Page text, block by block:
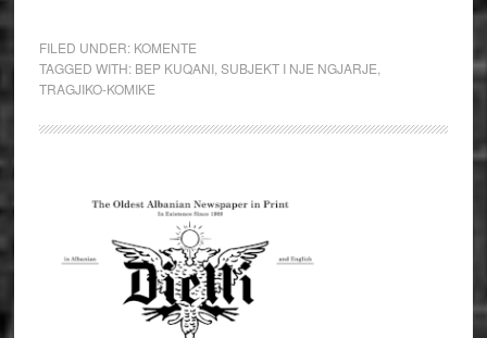
FILED UNDER: KOMENTE
TAGGED WITH: BEP KUQANI, SUBJEKT I NJE NGJARJE
TRAGJIKO-KOMIKE